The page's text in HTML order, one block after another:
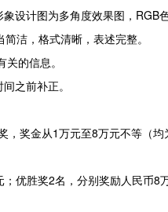
设计图为多角度效果图，
洁，格式清晰，表述完整。
的信息。
之前补正。
，奖金从1万元至8万元不等（
优胜奖2名，分别奖励人民币